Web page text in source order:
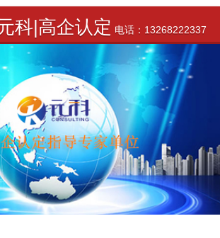
科|高企认定 电话：13268222337